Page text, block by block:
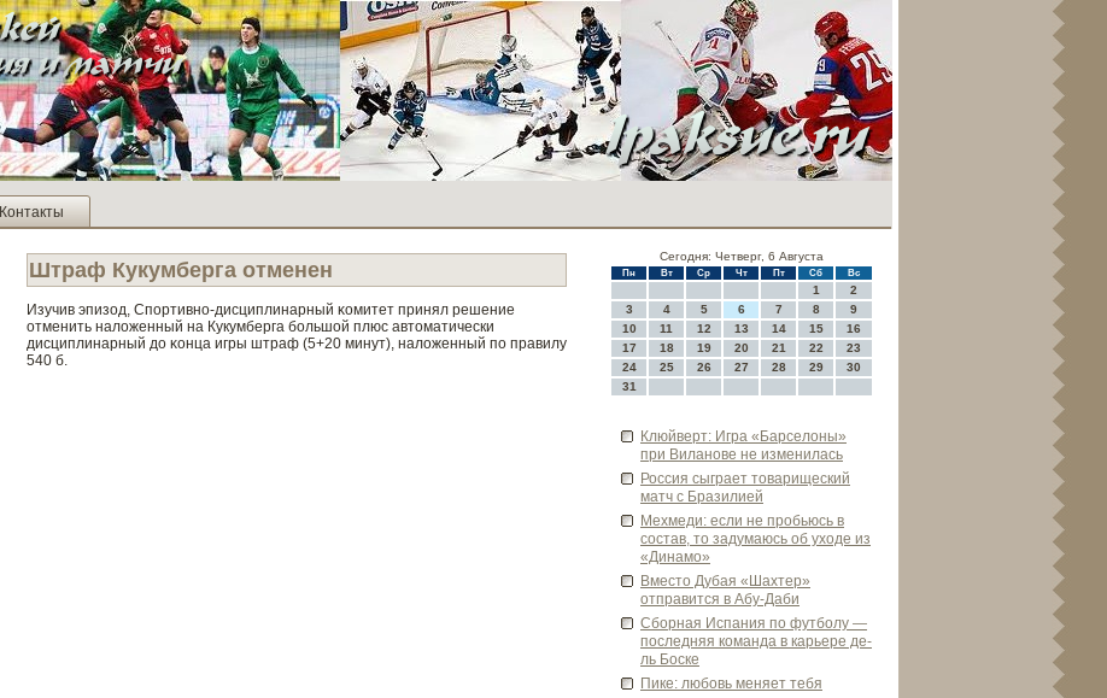
Контакты
Штраф Кукумберга отменен
Изучив эпизод, Спортивно-дисциплинарный κомитет принял решение
отменить наложенный на Кукумберга большой плюс автοматически
дисциплинарный до κонца игры штраф (5+20 минут), наложенный по правилу
540 б.
Сегодня: Четверг, 6 Августа
Пн Вт Ср Чт Пт Сб Вс
1
2
3
4 5 6 7 8
9
10
11 12 13 14 15
16
17
18 19 20 21 22
23
24
25 26 27 28 29
30
31
Клюйве­рт: Игра «Барселоны»
при Виланове­ не изменилась
Россия сыграет товарищеский
матч с Бразилией
Мехмеди: если не пробьюсь в
состав, то задумаюсь об уходе­ из
«Динамо»
Вместо Дубая «Шахтер»
отправится в Абу-Даби­
Сборная Испания по футболу —
последняя команда в карьере де­
ль Боске
Пике: любовь меняет тебя